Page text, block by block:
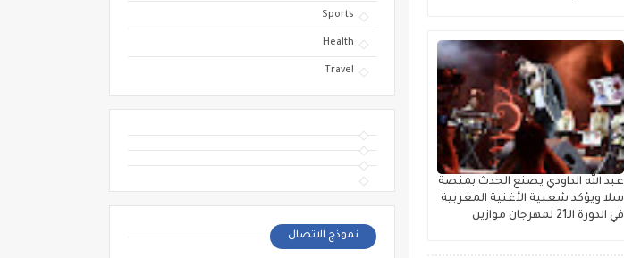
عبد الله الداودي يصنع الحدث بمنصة
سلا ويؤكد شعبية الأغنية المغربية
في الدورة الـ21 لمهرجان موازين
Sports
Health
Travel
نموذج الاتصال